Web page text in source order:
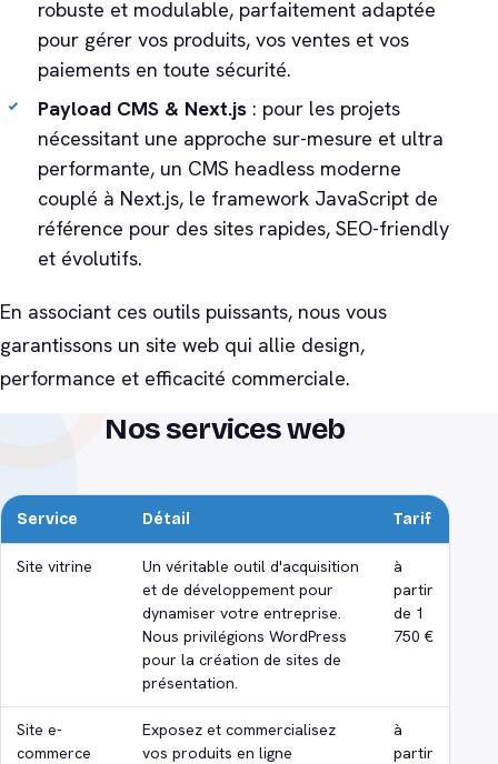
robuste et modulable, parfaitement adaptée
pour gérer vos produits, vos ventes et vos
paiements en toute sécurité.
Payload CMS & Next.js : pour les projets
nécessitant une approche sur-mesure et ultra
performante, un CMS headless moderne
couplé à Next.js, le framework JavaScript de
référence pour des sites rapides, SEO-friendly
et évolutifs.
En associant ces outils puissants, nous vous
garantissons un site web qui allie design,
performance et efficacité commerciale.
Nos services web
Service Détail Tarif
Site vitrine
Un véritable outil d'acquisition
et de développement pour
dynamiser votre entreprise.
Nous privilégions WordPress
pour la création de sites de
présentation.
à
partir
de 1
750 €
Site e-
commerce
Exposez et commercialisez
vos produits en ligne
à
partir